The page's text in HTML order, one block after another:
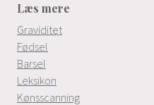
Læs mere
Graviditet
Fødsel
Barsel
Leksikon
Kønsscanning